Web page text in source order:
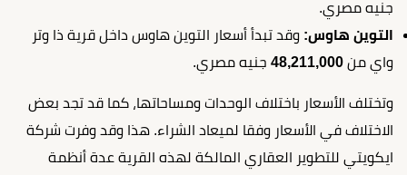
جنيه مصري.
التوين هاوس: وقد تبدأ أسعار التوين هاوس داخل قرية ذا وتر
واي من 48,211,000 جنيه مصري.
وتختلف الأسعار باختلاف الوحدات ومساحاتها، كما قد تجد بعض
الاختلاف في الأسعار وفقا لميعاد الشراء. هذا وقد وفرت شركة
ايكويتي للتطوير العقاري المالكة لهذه القرية عدة أنظمة